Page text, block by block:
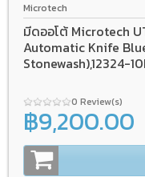
Microtech
มีดออโต้ Microtech
Automatic Knife
Stonewash),12324-
0 Review(s)
฿9,200.00